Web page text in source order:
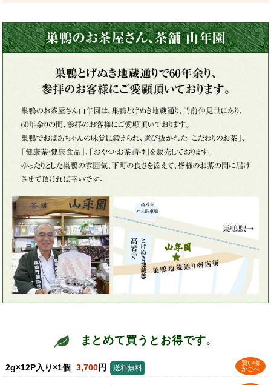
まとめて買うとお得です。
2g×12P入り×1個 3,700円
買い物
かごへ
送料無料